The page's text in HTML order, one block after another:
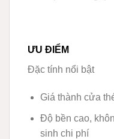
ƯU ĐIỂM
Đặc tính nổi bật
Giá thành cửa
Độ bền cao,
sinh chi phí